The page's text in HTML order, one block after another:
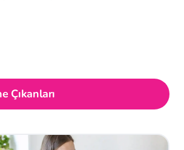
Çıkanları